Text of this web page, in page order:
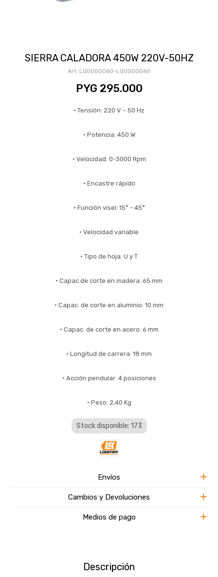
SIERRA CALADORA 450W 220V-50HZ
LQ0000060-LQ0000060
PYG 295.000
• Tensión: 220 V ~ 50 Hz
• Potencia: 450 W
• Velocidad: 0-3000 Rpm
• Encastre rápido
• Función visel: 15° - 45°
• Velocidad variable
• Tipo de hoja: U y T
• Capac.de corte en madera: 65 mm
• Capac. de corte en aluminio: 10 mm
• Capac. de corte en acero: 6 mm
• Longitud de carrera: 18 mm
• Acción pendular: 4 posiciones
• Peso: 2,40 Kg
Stock disponible: 173
Envíos
Cambios y Devoluciones
Medios de pago
Descripción